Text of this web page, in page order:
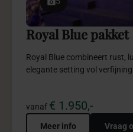
Royal Blue pakket
Royal Blue combineert rust,
elegante setting vol verfijning.
vanaf € 1.950,-
Meer info Vraag